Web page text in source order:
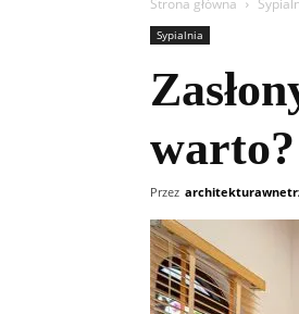
Strona główna
Sypialnia
warto?
Przez